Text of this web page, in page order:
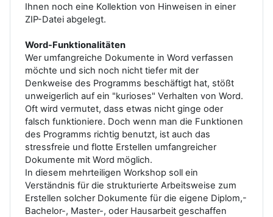
Ihnen noch eine Kollektion von Hinweisen in einer
ZIP-Datei abgelegt.
Word-Funktionalitäten
Wer umfangreiche Dokumente in Word verfassen
möchte und sich noch nicht tiefer mit der
Denkweise des Programms beschäftigt hat, stößt
unweigerlich auf ein "kurioses" Verhalten von Word.
Oft wird vermutet, dass etwas nicht ginge oder
falsch funktioniere. Doch wenn man die Funktionen
des Programms richtig benutzt, ist auch das
stressfreie und flotte Erstellen umfangreicher
Dokumente mit Word möglich.
In diesem mehrteiligen Workshop soll ein
Verständnis für die strukturierte Arbeitsweise zum
Erstellen solcher Dokumente für die eigene Diplom,-
Bachelor-, Master-, oder Hausarbeit geschaffen